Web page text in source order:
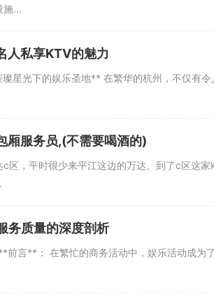
施...
人私享KTV的魅力
光下的娱乐圣地** 在繁华的杭州，不仅有令
厢服务员,(不需要喝酒的)
，平时很少来平江这边的万达。到了c区这家
务质量的深度剖析
**： 在繁忙的商务活动中，娱乐活动成为